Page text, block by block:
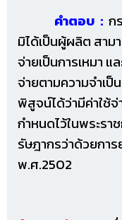
คำตอบ : ก
มิได้เป็นผู้ผลิต สาม
จ่ายเป็นการเหมา
จ่ายตามความจำเป็
พิสูจน์ได้ว่ามีค่าใช้จ่
กำหนดไว้ในพระรา
รัษฎากรว่าด้วยการ
พ.ศ.2502